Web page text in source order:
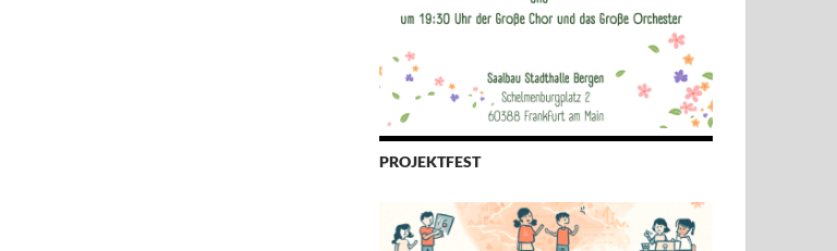
PROJEKTFEST